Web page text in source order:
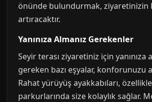
önünde bulundurmak, ziyaretinizin
artıracaktır.
Yanınıza Almanız Gerekenler
Seyir terası ziyaretiniz için yanınıza
gereken bazı eşyalar, konforunuzu
Rahat yürüyüş ayakkabıları,
parkurlarında size kolaylık sağlar.